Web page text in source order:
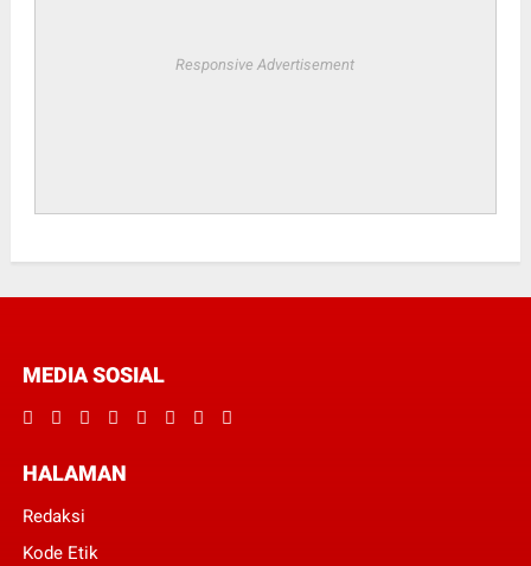
Responsive Advertisement
MEDIA SOSIAL
HALAMAN
Redaksi
Kode Etik